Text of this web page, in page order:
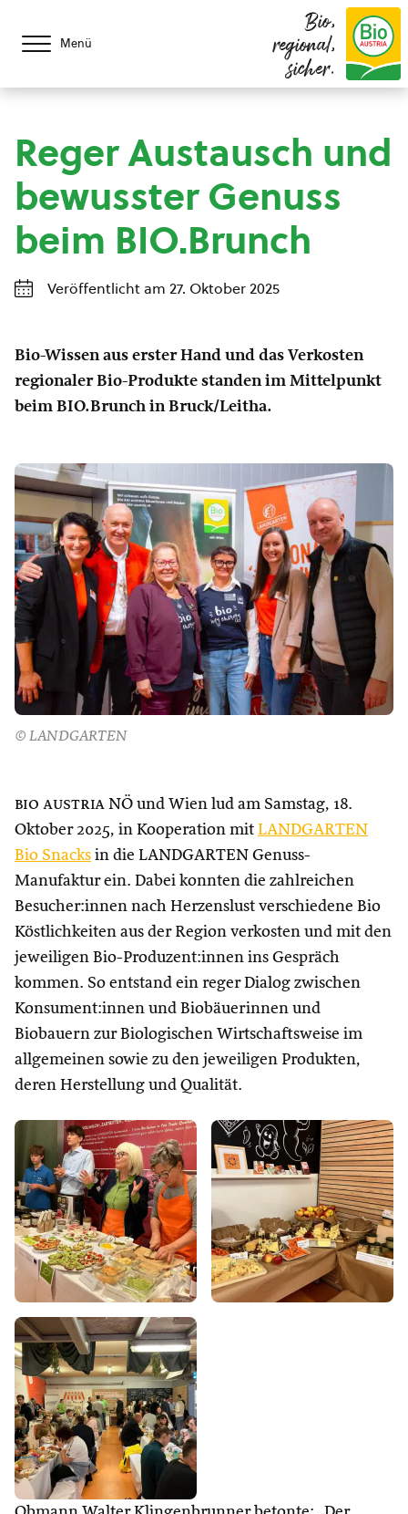
Menü
Bio,
regional,
sicher.
Reger Austausch und
bewusster Genuss
beim BIO.Brunch
Veröffentlicht am 27. Oktober 2025
Bio-Wissen aus erster Hand und das Verkosten
regionaler Bio-Produkte standen im Mittelpunkt
beim BIO.Brunch in Bruck/Leitha.
© LANDGARTEN
bio austria NÖ und Wien lud am Samstag, 18.
Oktober 2025, in Kooperation mit LANDGARTEN
Bio Snacks in die LANDGARTEN Genuss-
Manufaktur ein. Dabei konnten die zahlreichen
Besucher:innen nach Herzenslust verschiedene Bio
Köstlichkeiten aus der Region verkosten und mit den
jeweiligen Bio-Produzent:innen ins Gespräch
kommen. So entstand ein reger Dialog zwischen
Konsument:innen und Biobäuerinnen und
Biobauern zur Biologischen Wirtschaftsweise im
allgemeinen sowie zu den jeweiligen Produkten,
deren Herstellung und Qualität.